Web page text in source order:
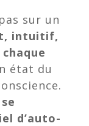
sur un
intuitif,
état du
se
d’auto-